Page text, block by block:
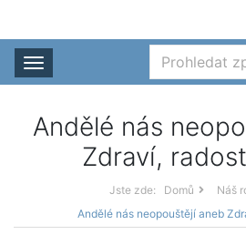
Rozbalit nabídku
Andělé nás
Zdraví,
Jste zde: Domů
Náš
Andělé nás neopouštějí aneb